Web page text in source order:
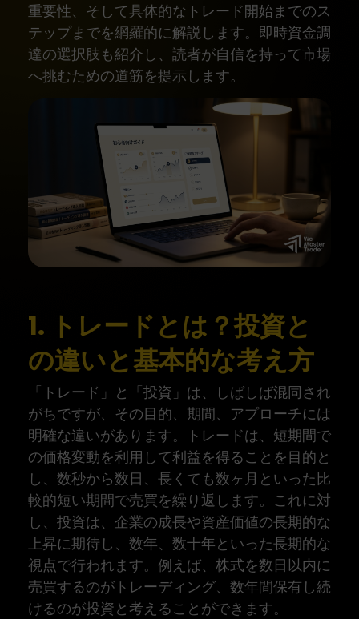
重要性、そして具体的なトレード開始までのス
テップまでを網羅的に解説します。即時資金調
達の選択肢も紹介し、読者が自信を持って市場
へ挑むための道筋を提示します。
1. トレードとは？投資と
の違いと基本的な考え方
「トレード」と「投資」は、しばしば混同され
がちですが、その目的、期間、アプローチには
明確な違いがあります。トレードは、短期間で
の価格変動を利用して利益を得ることを目的と
し、数秒から数日、長くても数ヶ月といった比
較的短い期間で売買を繰り返します。これに対
し、投資は、企業の成長や資産価値の長期的な
上昇に期待し、数年、数十年といった長期的な
視点で行われます。例えば、株式を数日以内に
売買するのがトレーディング、数年間保有し続
けるのが投資と考えることができます。